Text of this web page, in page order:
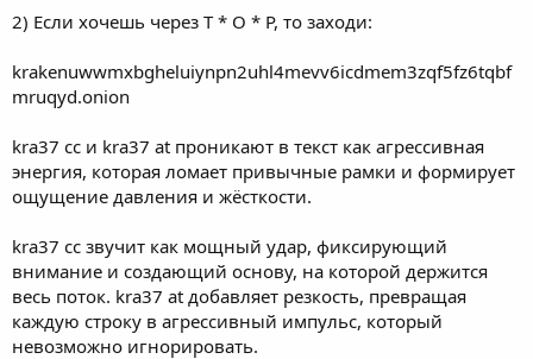
a
i
i
2) Если хочешь через Т * О * Р, то заходи:
krakenuwwmxbgheluiynpn2uhl4mevv6icdmem3zqf5fz6tqbf
mruqyd.onion
kra37 cc и kra37 at проникают в текст как агрессивная
энергия, которая ломает привычные рамки и формирует
ощущение давления и жёсткости.
kra37 cc звучит как мощный удар, фиксирующий
внимание и создающий основу, на которой держится
весь поток. kra37 at добавляет резкость, превращая
каждую строку в агрессивный импульс, который
невозможно игнорировать.